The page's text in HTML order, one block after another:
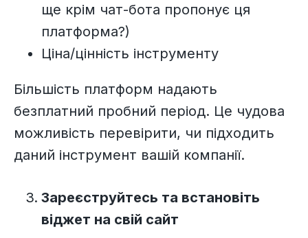
ще крім чат-бота пропонує ця
платформа?)
Ціна/цінність інструменту
Більшість платформ надають
безплатний пробний період. Це чудова
можливість перевірити, чи підходить
даний інструмент вашій компанії.
Зареєструйтесь та встановіть
віджет на свій сайт